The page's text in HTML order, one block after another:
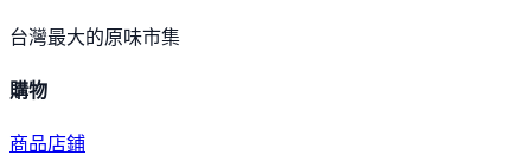
台灣最大的原味市集
購物
商品店鋪